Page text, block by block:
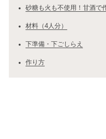
砂糖も火も不使用！甘酒で
材料（4人分）
下準備・下ごしらえ
作り方